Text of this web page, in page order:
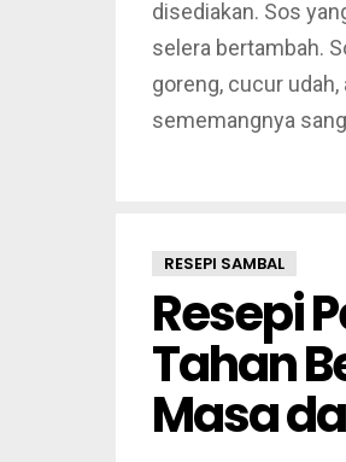
disediakan. Sos
selera bertambah.
goreng, cucur
sememangnya
RESEPI SAMBAL
Resepi
Tahan
Masa